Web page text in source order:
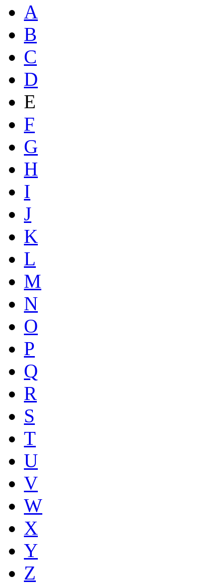
A
B
C
D
E
F
G
H
I
J
K
L
M
N
O
P
Q
R
S
T
U
V
W
X
Y
Z